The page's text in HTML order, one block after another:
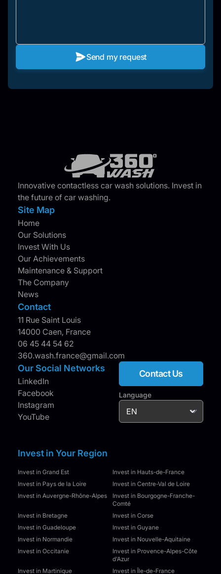
Send my request
Innovative contactless car wash solutions. Invest in
the future of car washing.
Site Map
Home
Our Solutions
Invest With Us
Our Achievements
Maintenance & Support
The Company
News
Contact
11 Rue Saint Louis
14000 Caen, France
06 45 44 54 62
360.wash.france@gmail.com
Our Social Networks
LinkedIn
Facebook
Instagram
YouTube
Contact Us
Language
Invest in Your Region
Invest in Grand Est
Invest in Hauts-de-France
Invest in Pays de la Loire
Invest in Centre-Val de Loire
Invest in Auvergne-Rhône-Alpes
Invest in Bourgogne-Franche-
Comté
Invest in Bretagne
Invest in Corse
Invest in Guadeloupe
Invest in Guyane
Invest in Normandie
Invest in Nouvelle-Aquitaine
Invest in Occitanie
Invest in Provence-Alpes-Côte
d'Azur
Invest in Martinique
Invest in Île-de-France